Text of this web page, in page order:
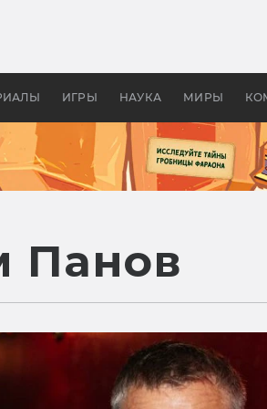
ИГРЫ НАУКА МИРЫ
апокалипсис, в России
Панов